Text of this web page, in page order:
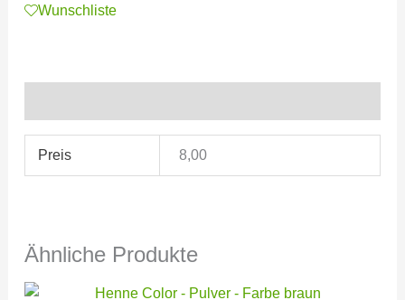
Wunschliste
Preis 8,00
Ähnliche Produkte